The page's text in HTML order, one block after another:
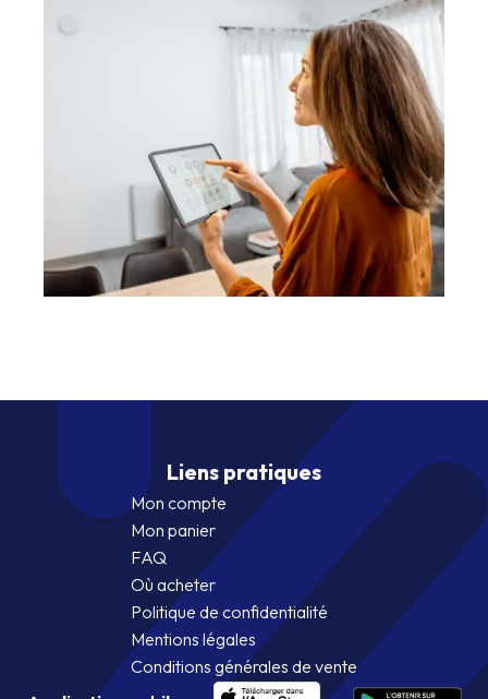
Liens pratiques
Mon compte
Mon panier
FAQ
Où acheter
Politique de confidentialité
Mentions légales
Conditions générales de vente